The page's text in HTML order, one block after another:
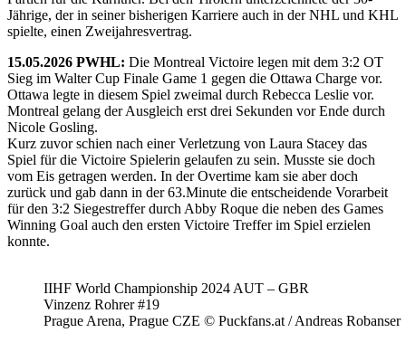
Jährige, der in seiner bisherigen Karriere auch in der NHL und KHL
spielte, einen Zweijahresvertrag.
15.05.2026 PWHL: Die Montreal Victoire legen mit dem 3:2 OT
Sieg im Walter Cup Finale Game 1 gegen die Ottawa Charge vor.
Ottawa legte in diesem Spiel zweimal durch Rebecca Leslie vor.
Montreal gelang der Ausgleich erst drei Sekunden vor Ende durch
Nicole Gosling.
Kurz zuvor schien nach einer Verletzung von Laura Stacey das
Spiel für die Victoire Spielerin gelaufen zu sein. Musste sie doch
vom Eis getragen werden. In der Overtime kam sie aber doch
zurück und gab dann in der 63.Minute die entscheidende Vorarbeit
für den 3:2 Siegestreffer durch Abby Roque die neben des Games
Winning Goal auch den ersten Victoire Treffer im Spiel erzielen
konnte.
IIHF World Championship 2024 AUT – GBR
Vinzenz Rohrer #19
Prague Arena, Prague CZE © Puckfans.at / Andreas Robanser